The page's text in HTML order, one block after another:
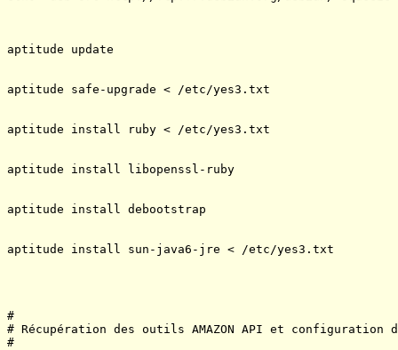
aptitude update
aptitude safe-upgrade < /etc/yes3.txt
aptitude install ruby < /etc/yes3.txt
aptitude install libopenssl-ruby
aptitude install debootstrap
aptitude install sun-java6-jre < /etc/yes3.txt
#
# Récupération des outils AMAZON API et configuration
#